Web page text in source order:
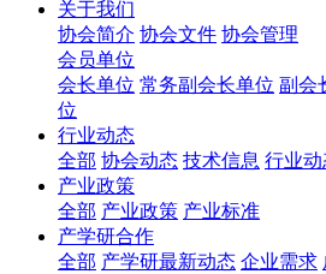
关于我们
协会简介 协会文件 协会管理
会员单位
会长单位 常务副会长单位 副会
位
行业动态
全部 协会动态 技术信息 行业动
产业政策
全部 产业政策 产业标准
产学研合作
全部 产学研最新动态 企业需求